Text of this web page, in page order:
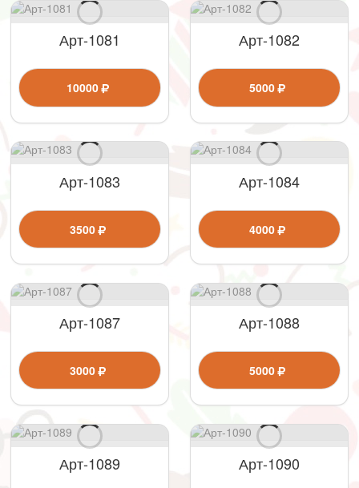
Арт-1081
10000
Арт-1082
5000
Арт-1083
3500
Арт-1084
4000
Арт-1087
3000
Арт-1088
5000
Арт-1089 Арт-1090